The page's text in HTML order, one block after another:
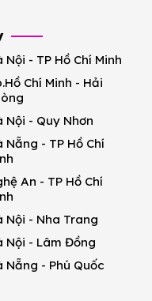
Nội - TP Hồ Chí Minh
Chí Minh - Hải
Nội - Quy Nhơn
Nẵng - TP Hồ Chí
An - TP Hồ Chí
Nội - Nha Trang
Nội - Lâm Đồng
Nẵng - Phú Quốc